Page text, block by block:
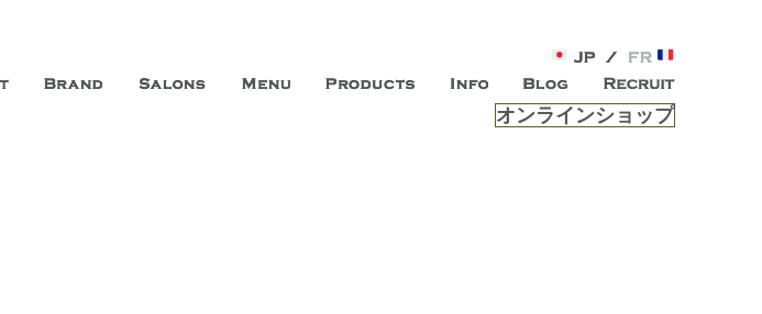
ロン ファシオールは、 内面から輝く美をトー
リサンジェルマン通りに「パリ店」がオープン。お客様のもつ「自らしい美しさ」を追求し、未来の
追求する「本物」の商品・技術・サービスを提供する総合エステサロンです。
オンラインショップ